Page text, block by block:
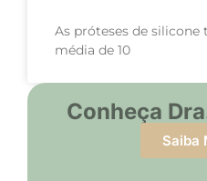
As próteses de
média de 10
Conheça
Saiba